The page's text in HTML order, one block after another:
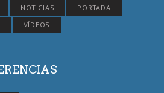
NOTICIAS
PORTADA
VÍDEOS